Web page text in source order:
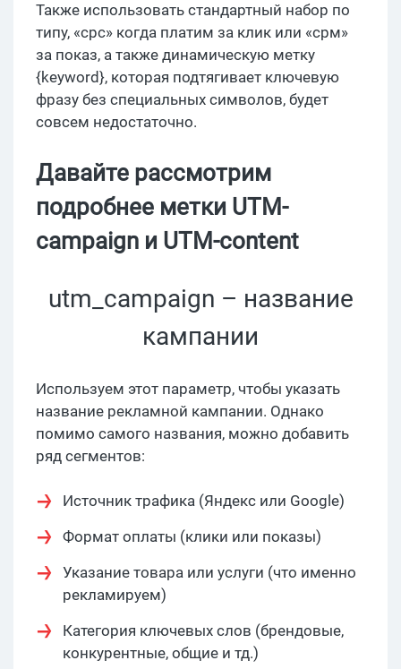
Также использовать стандартный набор по
типу, «срс» когда платим за клик или «срм»
за показ, а также динамическую метку
{keyword}, которая подтягивает ключевую
фразу без специальных символов, будет
совсем недостаточно.
Давайте рассмотрим
подробнее метки UTM-
campaign и UTM-content
utm_campaign – название
кампании
Используем этот параметр, чтобы указать
название рекламной кампании. Однако
помимо самого названия, можно добавить
ряд сегментов:
Источник трафика (Яндекс или Google)
Формат оплаты (клики или показы)
Указание товара или услуги (что именно
рекламируем)
Категория ключевых слов (брендовые,
конкурентные, общие и тд.)